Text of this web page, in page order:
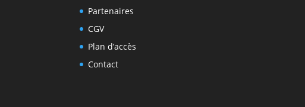
Partenaires
CGV
Plan d’accès
Contact